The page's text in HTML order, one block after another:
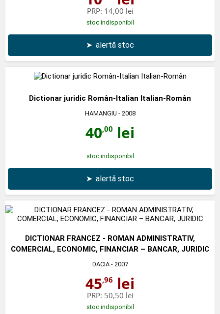
PRP: 14,00 lei
stoc indisponibil
➤ alertă stoc
Dictionar juridic Român-Italian Italian-Român
HAMANGIU - 2008
40,00 lei
stoc indisponibil
➤ alertă stoc
DICTIONAR FRANCEZ - ROMAN ADMINISTRATIV,
COMERCIAL, ECONOMIC, FINANCIAR – BANCAR, JURIDIC
DACIA- 2007
45,96 lei
PRP: 50,50 lei
stoc indisponibil